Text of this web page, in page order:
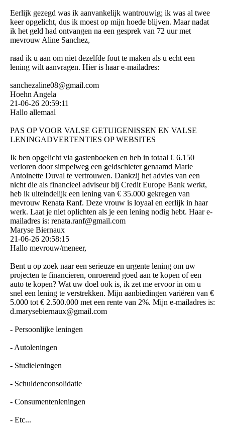
Eerlijk gezegd was ik aanvankelijk wantrouwig; ik was al twee
keer opgelicht, dus ik moest op mijn hoede blijven. Maar nadat
ik het geld had ontvangen na een gesprek van 72 uur met
mevrouw Aline Sanchez,
raad ik u aan om niet dezelfde fout te maken als u echt een
lening wilt aanvragen. Hier is haar e-mailadres:
sanchezaline08@­gmail.­com
Hoehn Angela
21-06-26 20:59:11
Hallo allemaal
PAS OP VOOR VALSE GETUIGENISSEN EN VALSE
LENINGADVERTENTIES OP WEBSITES
Ik ben opgelicht via gastenboeken en heb in totaal € 6.150
verloren door simpelweg een geldschieter genaamd Marie
Antoinette Duval te vertrouwen. Dankzij het advies van een
nicht die als financieel adviseur bij Credit Europe Bank werkt,
heb ik uiteindelijk een lening van € 35.000 gekregen van
mevrouw Renata Ranf. Deze vrouw is loyaal en eerlijk in haar
werk. Laat je niet oplichten als je een lening nodig hebt. Haar e-
mailadres is: renata.ranf@gmail.com
Maryse Biernaux
21-06-26 20:58:15
Hallo mevrouw/meneer,
Bent u op zoek naar een serieuze en urgente lening om uw
projecten te financieren, onroerend goed aan te kopen of een
auto te kopen? Wat uw doel ook is, ik zet me ervoor in om u
snel een lening te verstrekken. Mijn aanbiedingen variëren van €
5.000 tot € 2.500.000 met een rente van 2%. Mijn e-mailadres is:
d.­marysebiernaux@­gmail.­com
- Persoonlijke leningen
- Autoleningen
- Studieleningen
- Schuldenconsolidatie
- Consumentenleningen
- Etc...